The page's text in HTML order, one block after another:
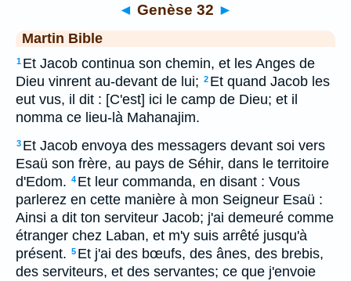
◄ Genèse 32 ►
Martin Bible
1 Et Jacob continua son chemin, et les Anges de
Dieu vinrent au-devant de lui; 2 Et quand Jacob les
eut vus, il dit : [C'est] ici le camp de Dieu; et il
nomma ce lieu-là Mahanajim.
3 Et Jacob envoya des messagers devant soi vers
Esaü son frère, au pays de Séhir, dans le territoire
d'Edom. 4 Et leur commanda, en disant : Vous
parlerez en cette manière à mon Seigneur Esaü :
Ainsi a dit ton serviteur Jacob; j'ai demeuré comme
étranger chez Laban, et m'y suis arrêté jusqu'à
présent. 5 Et j'ai des bœufs, des ânes, des brebis,
des serviteurs, et des servantes; ce que j'envoie